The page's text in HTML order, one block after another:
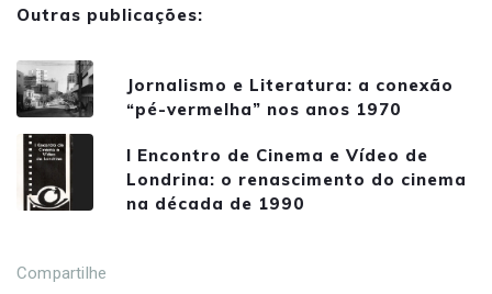
Outras publicações:
Jornalismo e Literatura: a conexão
“pé-vermelha” nos anos 1970
I Encontro de Cinema e Vídeo de
Londrina: o renascimento do cinema
na década de 1990
Compartilhe